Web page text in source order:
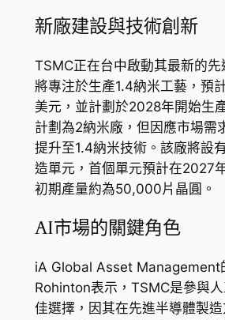
新廠建設與技術創新
TSMC正在台中啟動其最新的
將專注於生產1.4納米工藝，預
美元，並計劃於2028年開始生
計劃為2納米廠，但因應市場需
提升至1.4納米技術。該廠將設
造單元，首個單元預計在2027
初期產量約為50,000片晶圓。
AI市場的關鍵角色
iA Global Asset Management
Rohinton表示，TSMC是參與
佳選擇，因其在先進半導體製